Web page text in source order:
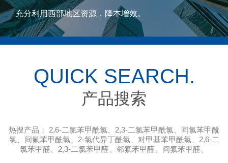
充分利用西部地区资源，降本增效。
QUICK SEARCH.
产品搜索
热搜产品： 2,6-二氯苯甲酰氯 2,3-二氯苯甲酰氯
间氯苯甲酰
氯、 间氟苯甲酰氯、 2-氯代异丁酰氯、 对甲基苯甲酰氯、 2,6-二
氯苯甲醛
2,3-二氯苯甲醛 邻氟苯甲醛 间氟苯甲醛